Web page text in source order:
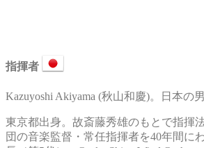
指揮者
Kazuyoshi Akiyama (秋山和慶)。日本の
東京都出身。故斎藤秀雄のもとで指揮
団の音楽監督・常任指揮者を40年間に